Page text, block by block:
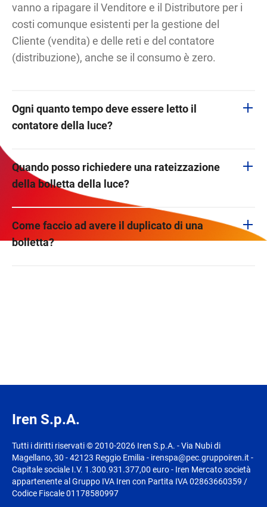
vanno a ripagare il Venditore e il Distributore per i
costi comunque esistenti per la gestione del
Cliente (vendita) e delle reti e del contatore
(distribuzione), anche se il consumo è zero.
Ogni quanto tempo deve essere letto il
contatore della luce?
Quando posso richiedere una rateizzazione
della bolletta della luce?
Come faccio ad avere il duplicato di una
bolletta?
Iren S.p.A.
Tutti i diritti riservati © 2010-2026 Iren S.p.A. - Via Nubi di
Magellano, 30 - 42123 Reggio Emilia - irenspa@pec.gruppoiren.it -
Capitale sociale I.V. 1.300.931.377,00 euro - Iren Mercato società
appartenente al Gruppo IVA Iren con Partita IVA 02863660359 /
Codice Fiscale 01178580997